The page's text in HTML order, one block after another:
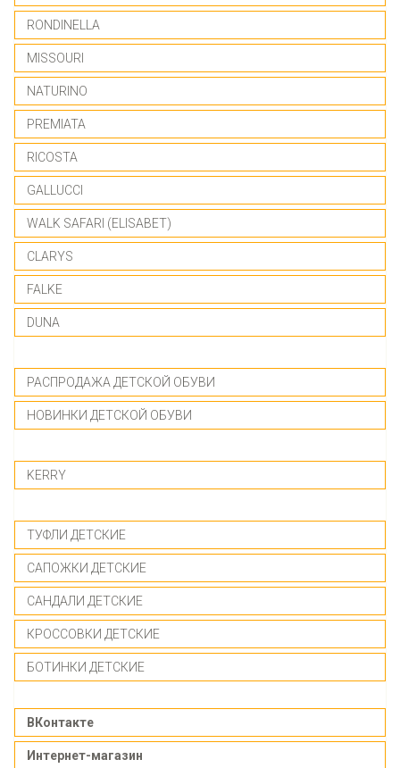
RONDINELLA
MISSOURI
NATURINO
PREMIATA
RICOSTA
GALLUCCI
WALK SAFARI (ELISABET)
CLARYS
FALKE
DUNA
РАСПРОДАЖА ДЕТСКОЙ ОБУВИ
НОВИНКИ ДЕТСКОЙ ОБУВИ
KERRY
ТУФЛИ ДЕТСКИЕ
САПОЖКИ ДЕТСКИЕ
САНДАЛИ ДЕТСКИЕ
КРОССОВКИ ДЕТСКИЕ
БОТИНКИ ДЕТСКИЕ
ВКонтакте
Интернет-магазин